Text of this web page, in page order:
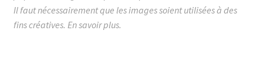
Il faut nécessairement que les images soient utilisées à des
fins créatives. En savoir plus.